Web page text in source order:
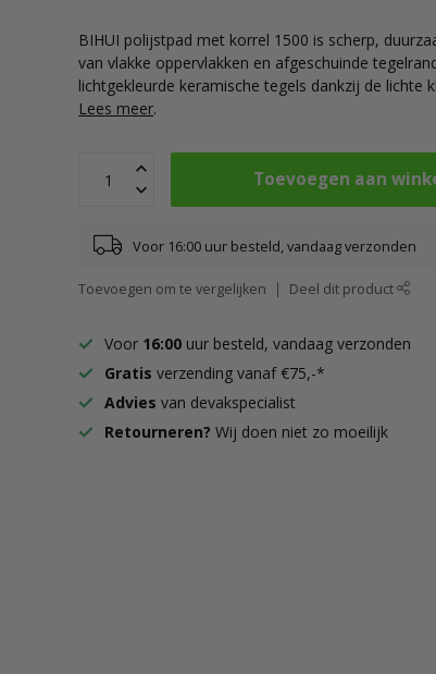
BIHUI polijstpad met korrel 1500 is scherp,
van vlakke oppervlakken en afgeschuinde
lichtgekleurde keramische tegels dankzij de lichte
Lees meer.
Toevoegen aan
Voor 16:00 uur besteld, vandaag verzonden
Toevoegen om te vergelijken Deel dit product
Voor 16:00 uur besteld, vandaag verzonden
Gratis verzending vanaf €75,-*
Advies van devakspecialist
Retourneren?Wij doen niet zo moeilijk